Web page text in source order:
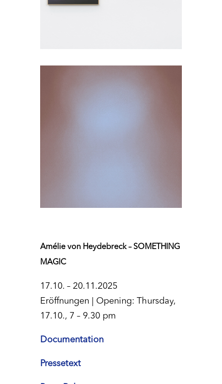
Amélie von Heydebreck – SOMETHING
MAGIC
17.10. – 20.11.2025
Eröffnungen | Opening: Thursday,
17.10., 7 – 9.30 pm
Documentation
Pressetext